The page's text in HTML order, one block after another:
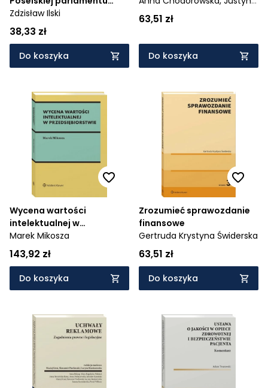
Polski przedrozbiorowej,
Księstwa Warszawskiego i
Królestwa Polskiego
Zdzisław Ilski
38,33 zł
Do koszyka
Michalska
63,51 zł
Do koszyka
Wycena wartości
intelektualnej w
przedsiębiorstwie
Marek Mikosza
143,92 zł
Do koszyka
Zrozumieć sprawozdanie
finansowe
Gertruda Krystyna Świderska
63,51 zł
Do koszyka